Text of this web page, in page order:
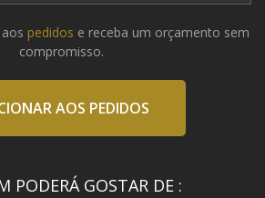
pedidos e receba um orçamento sem
compromisso.
AOS PEDIDOS
PODERÁ GOSTAR DE :